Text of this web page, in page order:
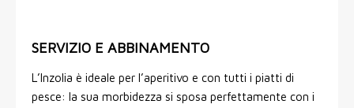
SERVIZIO E ABBINAMENTO
L’Inzolia è ideale per l’aperitivo e con tutti i piatti di
pesce: la sua morbidezza si sposa perfettamente con i